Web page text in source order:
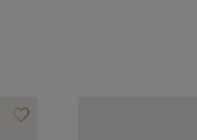
favorite_borderAjouter à vos favoris